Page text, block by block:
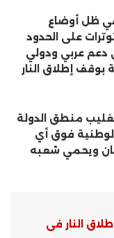
في ظل أوضاع
على الحدود
دعم عربي ودولي
بوقف إطلاق النار
منطق الدولة
فوق أي
ويحمي شعبه
النار فى